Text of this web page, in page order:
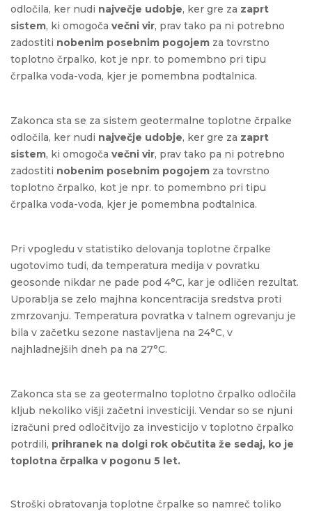
odločila, ker nudi največje udobje, ker gre za zaprt
sistem, ki omogoča večni vir, prav tako pa ni potrebno
zadostiti nobenim posebnim pogojem za tovrstno
toplotno črpalko, kot je npr. to pomembno pri tipu
črpalka voda-voda, kjer je pomembna podtalnica.
Zakonca sta se za sistem geotermalne toplotne črpalke
odločila, ker nudi največje udobje, ker gre za zaprt
sistem, ki omogoča večni vir, prav tako pa ni potrebno
zadostiti nobenim posebnim pogojem za tovrstno
toplotno črpalko, kot je npr. to pomembno pri tipu
črpalka voda-voda, kjer je pomembna podtalnica.
Pri vpogledu v statistiko delovanja toplotne črpalke
ugotovimo tudi, da temperatura medija v povratku
geosonde nikdar ne pade pod 4°C, kar je odličen rezultat.
Uporablja se zelo majhna koncentracija sredstva proti
zmrzovanju. Temperatura povratka v talnem ogrevanju je
bila v začetku sezone nastavljena na 24°C, v
najhladnejših dneh pa na 27°C.
Zakonca sta se za geotermalno toplotno črpalko odločila
kljub nekoliko višji začetni investiciji. Vendar so se njuni
izračuni pred odločitvijo za investicijo v toplotno črpalko
potrdili, prihranek na dolgi rok občutita že sedaj, ko je
toplotna črpalka v pogonu 5 let.
Stroški obratovanja toplotne črpalke so namreč toliko